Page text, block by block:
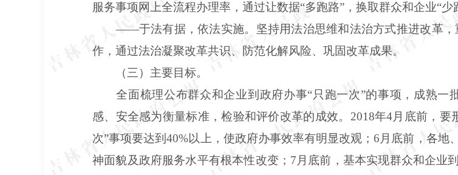
服务事项网上全流程办理率，通过让数据“多跑路”，换取群众和企业“少
——于法有据，依法实施。坚持用法治思维和法治方式推进改革
作，通过法治凝聚改革共识、防范化解风险、巩固改革成果。
（三）主要目标。
全面梳理公布群众和企业到政府办事“只跑一次”的事项，成熟
感、安全感为衡量标准，检验和评价改革的成效。2018年4月底前，
次”事项要达到40%以上，使政府办事效率有明显改观；6月底前，各地
神面貌及政府服务水平有根本性改变；7月底前，基本实现群众和企业